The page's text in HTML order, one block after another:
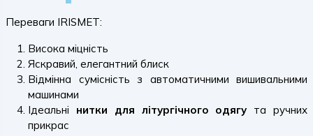
Переваги IRISMET:
Висока міцність
Яскравий, елегантний блиск
Відмінна сумісність з автоматичними вишивальними
машинами
Ідеальні нитки для літургічного одягу та ручних
прикрас